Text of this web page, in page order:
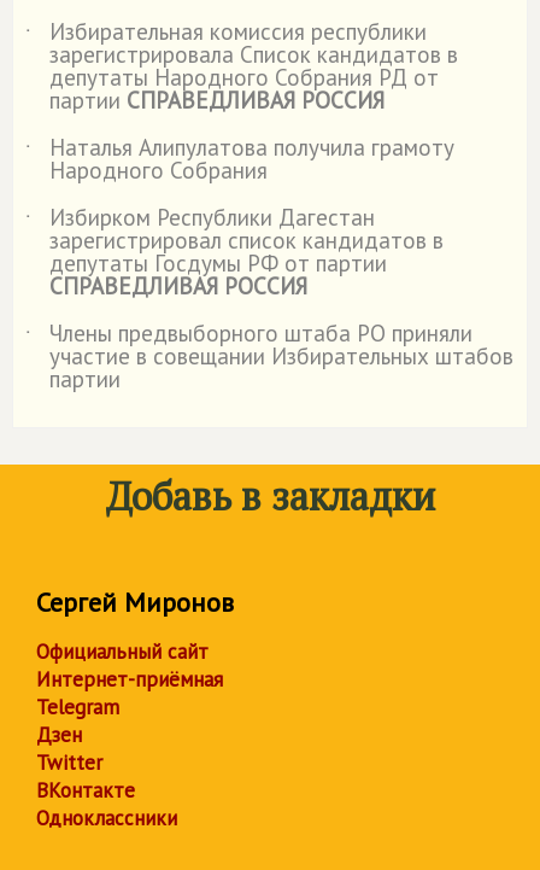
˙
Избирательная комиссия республики
зарегистрировала Список кандидатов в
депутаты Народного Собрания РД от
партии СПРАВЕДЛИВАЯ РОССИЯ
˙
Наталья Алипулатова получила грамоту
Народного Собрания
˙
Избирком Республики Дагестан
зарегистрировал список кандидатов в
депутаты Госдумы РФ от партии
СПРАВЕДЛИВАЯ РОССИЯ
˙
Члены предвыборного штаба РО приняли
участие в совещании Избирательных штабов
партии
Добавь в закладки
Сергей Миронов
Официальный сайт
Интернет-приёмная
Telegram
Дзен
Twitter
ВКонтакте
Одноклассники